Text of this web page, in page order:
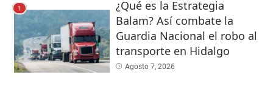
1
¿Qué es la Estrategia
Balam? Así combate la
Guardia Nacional el robo al
transporte en Hidalgo
Agosto 7, 2026